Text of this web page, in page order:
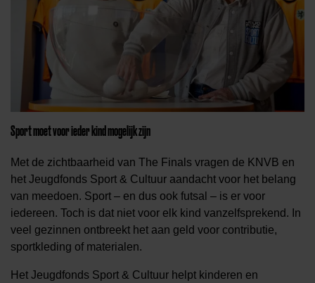
Sport moet voor ieder kind mogelijk zijn
Met de zichtbaarheid van The Finals vragen de KNVB en
het Jeugdfonds Sport & Cultuur aandacht voor het belang
van meedoen. Sport – en dus ook futsal – is er voor
iedereen. Toch is dat niet voor elk kind vanzelfsprekend. In
veel gezinnen ontbreekt het aan geld voor contributie,
sportkleding of materialen.
Het Jeugdfonds Sport & Cultuur helpt kinderen en